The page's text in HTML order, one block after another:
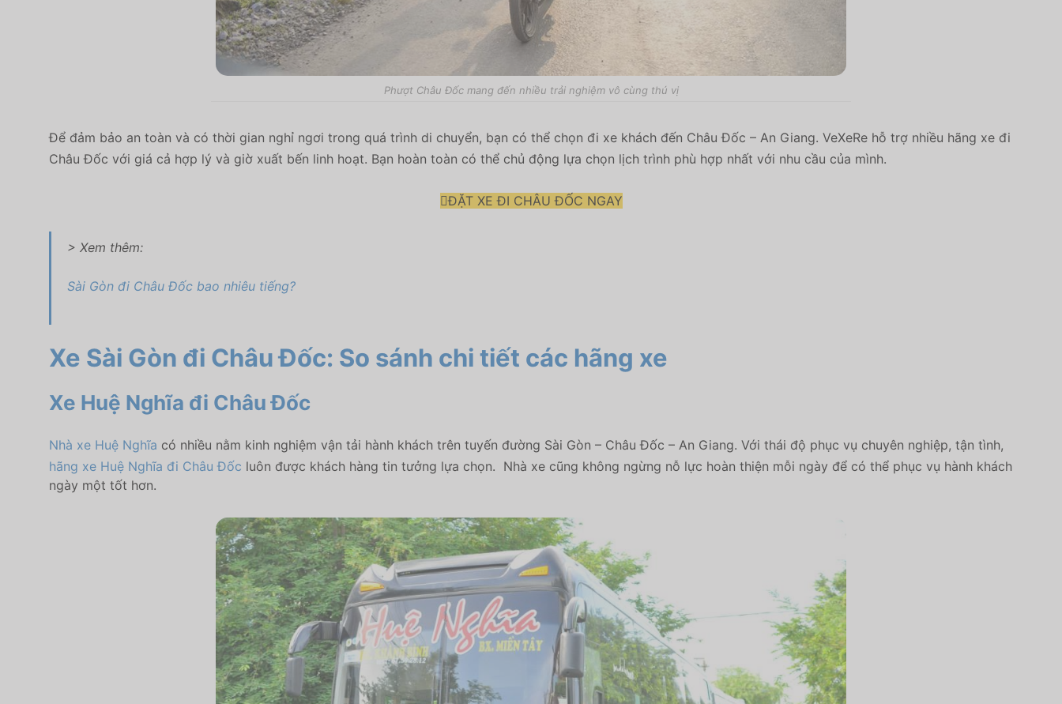
Phượt Châu Đốc mang đến nhiều trải nghiệm vô cùng thú vị
Để đảm bảo an toàn và có thời gian nghỉ ngơi trong quá trình di chuyển, bạn có thể chọn đi xe khách đến Châu Đốc – An Giang. VeXeRe hỗ trợ nhiều hãng xe đi
Châu Đốc với giá cả hợp lý và giờ xuất bến linh hoạt. Bạn hoàn toàn có thể chủ động lựa chọn lịch trình phù hợp nhất với nhu cầu của mình.
ĐẶT XE ĐI CHÂU ĐỐC NGAY
> Xem thêm:
Sài Gòn đi Châu Đốc bao nhiêu tiếng?
Xe Sài Gòn đi Châu Đốc: So sánh chi tiết các hãng xe
Xe Huệ Nghĩa đi Châu Đốc
Nhà xe Huệ Nghĩa có nhiều nằm kinh nghiệm vận tải hành khách trên tuyến đường Sài Gòn – Châu Đốc – An Giang. Với thái độ phục vụ chuyên nghiệp, tận tình,
hãng xe Huệ Nghĩa đi Châu Đốc luôn được khách hàng tin tưởng lựa chọn. Nhà xe cũng không ngừng nỗ lực hoàn thiện mỗi ngày để có thể phục vụ hành khách
ngày một tốt hơn.